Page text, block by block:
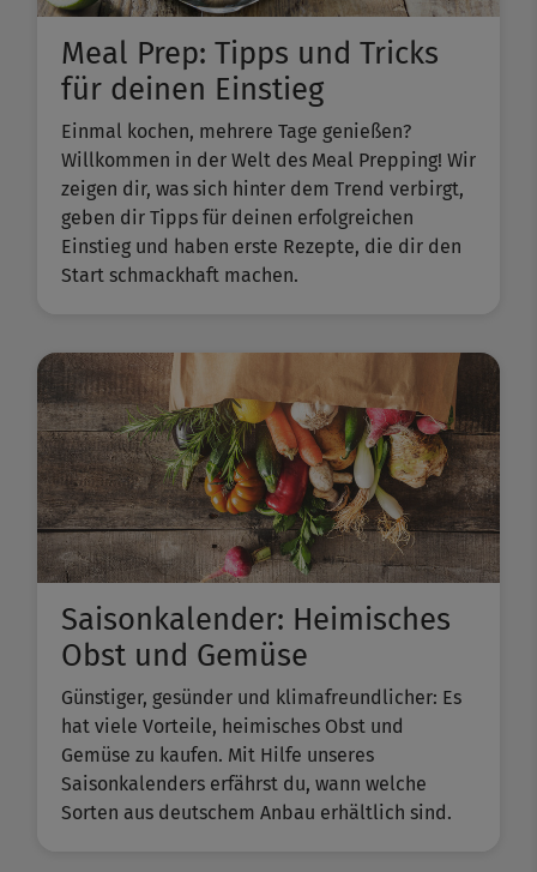
Meal Prep: Tipps und Tricks
für deinen Einstieg
Einmal kochen, mehrere Tage genießen?
Willkommen in der Welt des Meal Prepping! Wir
zeigen dir, was sich hinter dem Trend verbirgt,
geben dir Tipps für deinen erfolgreichen
Einstieg und haben erste Rezepte, die dir den
Start schmackhaft machen.
Saisonkalender: Heimisches
Obst und Gemüse
Günstiger, gesünder und klimafreundlicher: Es
hat viele Vorteile, heimisches Obst und
Gemüse zu kaufen. Mit Hilfe unseres
Saisonkalenders erfährst du, wann welche
Sorten aus deutschem Anbau erhältlich sind.